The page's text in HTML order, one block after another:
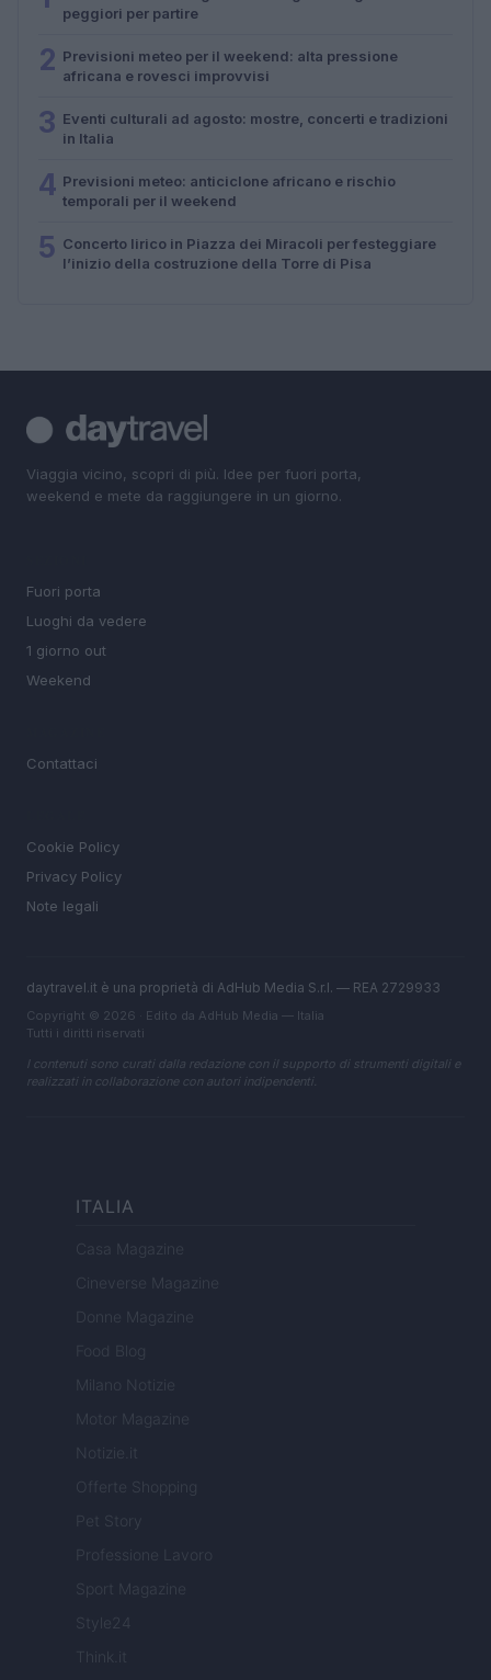
peggiori per partire
2 Previsioni meteo per il weekend: alta pressione
africana e rovesci improvvisi
3 Eventi culturali ad agosto: mostre, concerti e tradizioni
in Italia
4 Previsioni meteo: anticiclone africano e rischio
temporali per il weekend
5 Concerto lirico in Piazza dei Miracoli per festeggiare
l’inizio della costruzione della Torre di Pisa
Viaggia vicino, scopri di più. Idee per fuori porta,
weekend e mete da raggiungere in un giorno.
Fuori porta
Luoghi da vedere
1 giorno out
Weekend
Contattaci
Cookie Policy
Privacy Policy
Note legali
daytravel.it è una proprietà di AdHub Media S.r.l. — REA 2729933
Copyright © 2026 · Edito da AdHub Media — Italia
Tutti i diritti riservati
I contenuti sono curati dalla redazione con il supporto di strumenti digitali e
realizzati in collaborazione con autori indipendenti.
ITALIA
Casa Magazine
Cineverse Magazine
Donne Magazine
Food Blog
Milano Notizie
Motor Magazine
Notizie.it
Offerte Shopping
Pet Story
Professione Lavoro
Sport Magazine
Style24
Think.it